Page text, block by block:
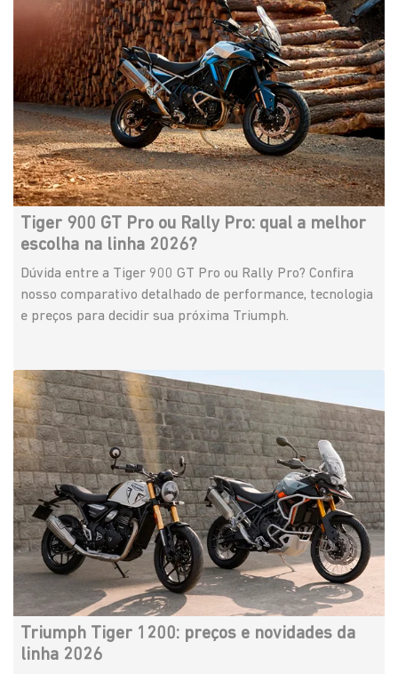
Tiger 900 GT Pro ou Rally Pro: qual a melhor
escolha na linha 2026?
Dúvida entre a Tiger 900 GT Pro ou Rally Pro? Confira
nosso comparativo detalhado de performance, tecnologia
e preços para decidir sua próxima Triumph.
Triumph Tiger 1200: preços e novidades da
linha 2026